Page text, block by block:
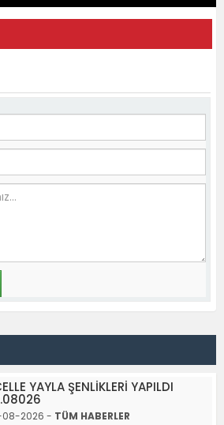
YAYLA ŞENLİKLERİ YAPILDI
08-2026 - TÜM HABERLER